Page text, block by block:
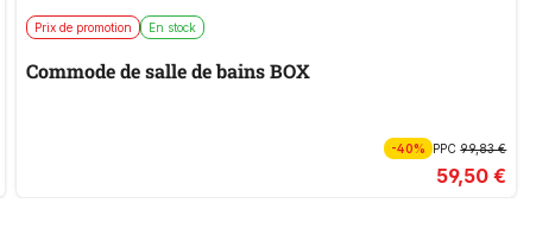
Prix de promotion En stock
Commode de salle de bains BOX
-40% PPC99,83 €
59,50 €